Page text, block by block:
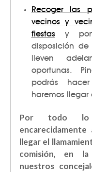
Recoger las
vecinos y
fiestas y
disposición
lleven
oportunas.
podrás
haremos llegar
Por todo lo
llegar el
comisión, en
nuestros